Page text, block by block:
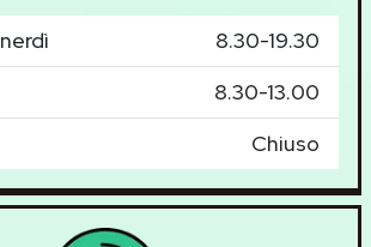
8.30-19.30
8.30-13.00
Chiuso